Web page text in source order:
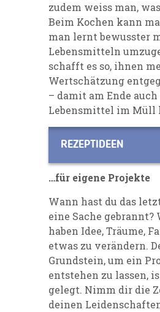
zudem weiss man,
Beim Kochen kann
man lernt bewusster
Lebensmitteln
schafft es so, ihnen
Wertschätzung
– damit am Ende
Lebensmittel im Müll
REZEPTIDEEN
…für eigene Projekte
Wann hast du das
eine Sache gebrannt?
haben Idee, Träume,
etwas zu verändern.
Grundstein, um ein
entstehen zu lassen,
gelegt. Nimm dir die
deinen